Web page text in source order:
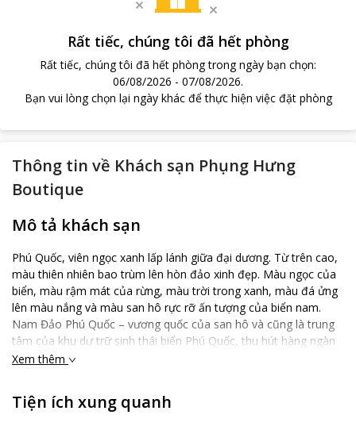
Rất tiếc, chúng tôi đã hết phòng
Rất tiếc, chúng tôi đã hết phòng trong ngày bạn chọn:
06/08/2026 - 07/08/2026.
Bạn vui lòng chọn lại ngày khác để thực hiện việc đặt phòng
Thông tin về Khách sạn Phụng Hưng
Boutique
Mô tả khách sạn
Phú Quốc, viên ngọc xanh lấp lánh giữa đại dương. Từ trên cao,
màu thiên nhiên bao trùm lên hòn đảo xinh đẹp. Màu ngọc của
biển, màu rậm mát của rừng, màu trời trong xanh, màu đá ửng
lên màu nắng và màu san hô rực rỡ ấn tượng của biển nam.
Nam Đảo Phú Quốc – vương quốc của san hô và cũng là trung
tâm của khu dự trữ sinh thái biển Phú Quốc, thu hút hàng ngàn
khách du lịch đến thăm mỗi năm. Phụng Hưng Boutique Hotel -
điểm tham quan độc đáo của Phú Quốc. Khách Sạn cách chợ
Xem thêm
Tiện ích xung quanh